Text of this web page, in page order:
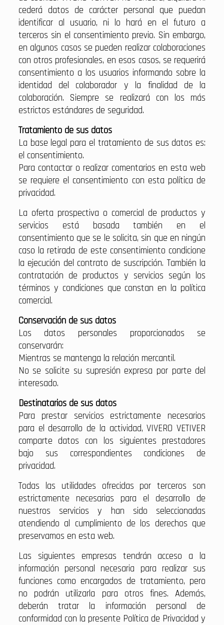
cederá datos de carácter personal que puedan
identificar al usuario, ni lo hará en el futuro a
terceros sin el consentimiento previo. Sin embargo,
en algunos casos se pueden realizar colaboraciones
con otros profesionales, en esos casos, se requerirá
consentimiento a los usuarios informando sobre la
identidad del colaborador y la finalidad de la
colaboración. Siempre se realizará con los más
estrictos estándares de seguridad.
Tratamiento de sus datos
La base legal para el tratamiento de sus datos es:
el consentimiento.
Para contactar o realizar comentarios en esta web
se requiere el consentimiento con esta política de
privacidad.
La oferta prospectiva o comercial de productos y
servicios está basada también en el
consentimiento que se le solicita, sin que en ningún
caso la retirada de este consentimiento condicione
la ejecución del contrato de suscripción. También la
contratación de productos y servicios según los
términos y condiciones que constan en la política
comercial.
Conservación de sus datos
Los datos personales proporcionados se
conservarán:
Mientras se mantenga la relación mercantil.
No se solicite su supresión expresa por parte del
interesado.
Destinatarios de sus datos
Para prestar servicios estrictamente necesarios
para el desarrollo de la actividad, VIVERO VETIVER
comparte datos con los siguientes prestadores
bajo sus correspondientes condiciones de
privacidad.
Todas las utilidades ofrecidas por terceros son
estrictamente necesarias para el desarrollo de
nuestros servicios y han sido seleccionadas
atendiendo al cumplimiento de los derechos que
preservamos en esta web.
Las siguientes empresas tendrán acceso a la
información personal necesaria para realizar sus
funciones como encargados de tratamiento, pero
no podrán utilizarla para otros fines. Además,
deberán tratar la información personal de
conformidad con la presente Política de Privacidad y